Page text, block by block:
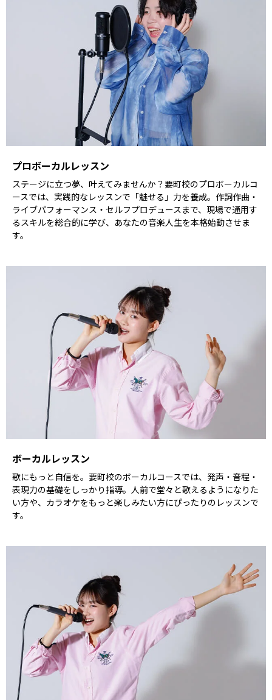
プロボーカルレッスン
ステージに立つ夢、叶えてみませんか？要町校のプロボーカルコ
ースでは、実践的なレッスンで「魅せる」力を養成。作詞作曲・
ライブパフォーマンス・セルフプロデュースまで、現場で通用す
るスキルを総合的に学び、あなたの音楽人生を本格始動させま
す。
ボーカルレッスン
歌にもっと自信を。要町校のボーカルコースでは、発声・音程・
表現力の基礎をしっかり指導。人前で堂々と歌えるようになりた
い方や、カラオケをもっと楽しみたい方にぴったりのレッスンで
す。